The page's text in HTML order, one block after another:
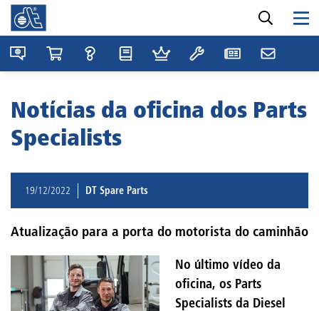
Notícias da oficina dos Parts
Specialists
19/12/2022 DT Spare Parts
Atualização para a porta do motorista do caminhão
No último vídeo da
oficina, os Parts
Specialists da Diesel